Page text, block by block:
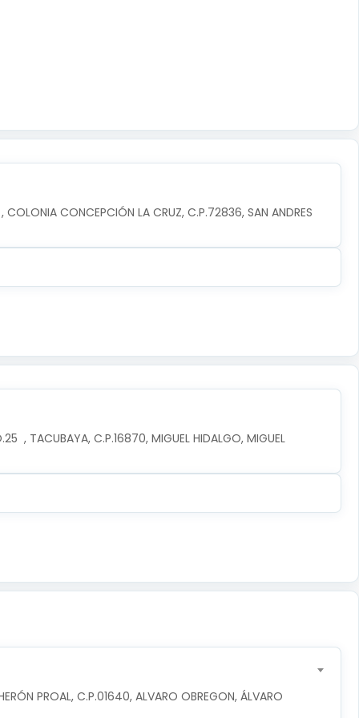
COLONIA CONCEPCIÓN LA CRUZ, C.P.72836, SAN ANDRES
, TACUBAYA, C.P.16870, MIGUEL HIDALGO, MIGUEL
PROAL, C.P.01640, ALVARO OBREGON, ÁLVARO